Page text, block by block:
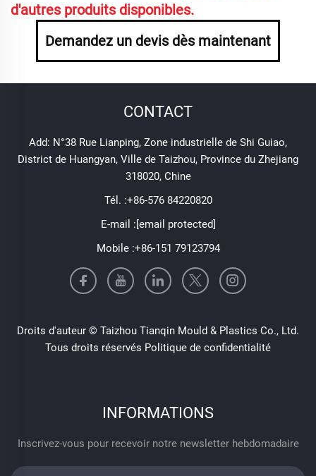
d'autres produits disponibles.
Demandez un devis dès maintenant
CONTACT
Add: N°38 Rue Lianping, Zone industrielle de Shi Guiao,
District de Huangyan, Ville de Taizhou, Province du Zhejiang
318020, Chine
Tél. :+86-576 84220820
E-mail :[email protected]
Mobile :+86-151 79123794
Droits d'auteur © Taizhou Tianqin Mould & Plastics Co., Ltd.
Tous droits réservés Politique de confidentialité
INFORMATIONS
Inscrivez-vous pour recevoir notre newsletter hebdomadaire